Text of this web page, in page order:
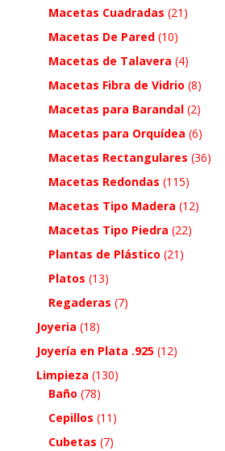
Macetas Cuadradas (21)
Macetas De Pared (10)
Macetas de Talavera (4)
Macetas Fibra de Vidrio (8)
Macetas para Barandal (2)
Macetas para Orquídea (6)
Macetas Rectangulares (36)
Macetas Redondas (115)
Macetas Tipo Madera (12)
Macetas Tipo Piedra (22)
Plantas de Plástico (21)
Platos (13)
Regaderas (7)
Joyeria (18)
Joyería en Plata .925 (12)
Limpieza (130)
Baño (78)
Cepillos (11)
Cubetas (7)